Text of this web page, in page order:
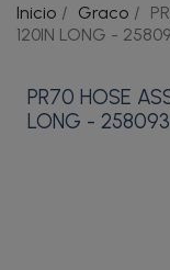
Inicio Graco
120IN LONG -
PR70 HOSE
LONG -